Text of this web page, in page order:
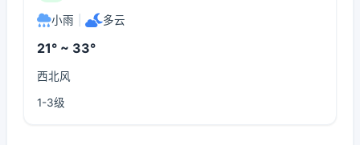
小雨 多云
21° ~ 33°
西北风
1-3级